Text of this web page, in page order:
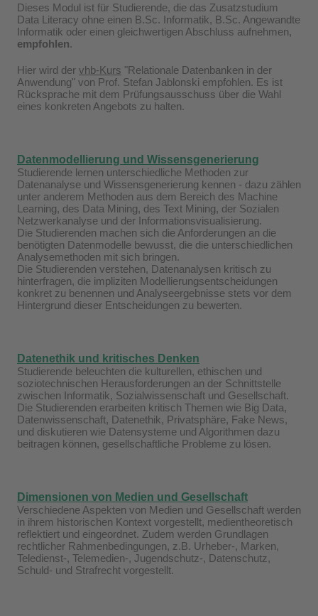
Dieses Modul ist für Studierende, die das Zusatzstudium
Data Literacy ohne einen B.Sc. Informatik, B.Sc. Angewandte
Informatik oder einen gleichwertigen Abschluss aufnehmen,
empfohlen.
Hier wird der vhb-Kurs "Relationale Datenbanken in der
Anwendung" von Prof. Stefan Jablonski empfohlen. Es ist
Rücksprache mit dem Prüfungsausschuss über die Wahl
eines konkreten Angebots zu halten.
Datenmodellierung und Wissensgenerierung
Studierende lernen unterschiedliche Methoden zur
Datenanalyse und Wissensgenerierung kennen - dazu zählen
unter anderem Methoden aus dem Bereich des Machine
Learning, des Data Mining, des Text Mining, der Sozialen
Netzwerkanalyse und der Informationsvisualisierung.
Die Studierenden machen sich die Anforderungen an die
benötigten Datenmodelle bewusst, die die unterschiedlichen
Analysemethoden mit sich bringen.
Die Studierenden verstehen, Datenanalysen kritisch zu
hinterfragen, die impliziten Modellierungsentscheidungen
konkret zu benennen und Analyseergebnisse stets vor dem
Hintergrund dieser Entscheidungen zu bewerten.
Datenethik und kritisches Denken
Studierende beleuchten die kulturellen, ethischen und
soziotechnischen Herausforderungen an der Schnittstelle
zwischen Informatik, Sozialwissenschaft und Gesellschaft.
Die Studierenden erarbeiten kritisch Themen wie Big Data,
Datenwissenschaft, Datenethik, Privatsphäre, Fake News,
und diskutieren wie Datensysteme und Algorithmen dazu
beitragen können, gesellschaftliche Probleme zu lösen.
Dimensionen von Medien und Gesellschaft
Verschiedene Aspekten von Medien und Gesellschaft werden
in ihrem historischen Kontext vorgestellt, medientheoretisch
reflektiert und eingeordnet. Zudem werden Grundlagen
rechtlicher Rahmenbedingungen, z.B. Urheber-, Marken,
Teledienst-, Telemedien-, Jugendschutz-, Datenschutz,
Schuld- und Strafrecht vorgestellt.